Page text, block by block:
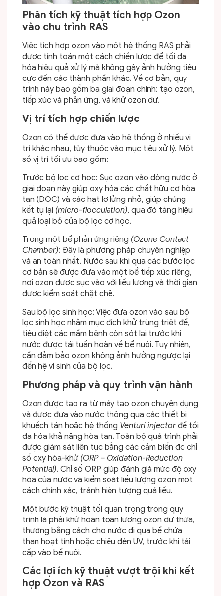
Phân tích kỹ thuật tích hợp Ozon
vào chu trình RAS
Việc tích hợp ozon vào một hệ thống RAS phải
được tính toán một cách chiến lược để tối đa
hóa hiệu quả xử lý mà không gây ảnh hưởng tiêu
cực đến các thành phần khác. Về cơ bản, quy
trình này bao gồm ba giai đoạn chính: tạo ozon,
tiếp xúc và phản ứng, và khử ozon dư.
Vị trí tích hợp chiến lược
Ozon có thể được đưa vào hệ thống ở nhiều vị
trí khác nhau, tùy thuộc vào mục tiêu xử lý. Một
số vị trí tối ưu bao gồm:
Trước bộ lọc cơ học: Sục ozon vào dòng nước ở
giai đoạn này giúp oxy hóa các chất hữu cơ hòa
tan (DOC) và các hạt lơ lửng nhỏ, giúp chúng
kết tụ lại (micro-flocculation), qua đó tăng hiệu
quả loại bỏ của bộ lọc cơ học.
Trong một bể phản ứng riêng (Ozone Contact
Chamber): Đây là phương pháp chuyên nghiệp
và an toàn nhất. Nước sau khi qua các bước lọc
cơ bản sẽ được đưa vào một bể tiếp xúc riêng,
nơi ozon được sục vào với liều lượng và thời gian
được kiểm soát chặt chẽ.
Sau bộ lọc sinh học: Việc đưa ozon vào sau bộ
lọc sinh học nhằm mục đích khử trùng triệt để,
tiêu diệt các mầm bệnh còn sót lại trước khi
nước được tái tuần hoàn về bể nuôi. Tuy nhiên,
cần đảm bảo ozon không ảnh hưởng ngược lại
đến hệ vi sinh của bộ lọc.
Phương pháp và quy trình vận hành
Ozon được tạo ra từ máy tạo ozon chuyên dụng
và được đưa vào nước thông qua các thiết bị
khuếch tán hoặc hệ thống Venturi injectorđể tối
đa hóa khả năng hòa tan. Toàn bộ quá trình phải
được giám sát liên tục bằng các cảm biến đo chỉ
số oxy hóa-khử (ORP – Oxidation-Reduction
Potential). Chỉ số ORP giúp đánh giá mức độ oxy
hóa của nước và kiểm soát liều lượng ozon một
cách chính xác, tránh hiện tượng quá liều.
Một bước kỹ thuật tối quan trọng trong quy
trình là phải khử hoàn toàn lượng ozon dư thừa,
thường bằng cách cho nước đi qua bể chứa
than hoạt tính hoặc chiếu đèn UV, trước khi tái
cấp vào bể nuôi.
Các lợi ích kỹ thuật vượt trội khi kết
hợp Ozon và RAS